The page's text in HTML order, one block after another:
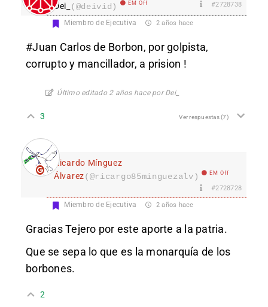
Dei_ (@deivid) EM Off #2728738
Miembro de Ejecutiva 2 años hace
#Juan Carlos de Borbon, por golpista,
corrupto y mancillador, a prision !
Último editado 2 años hace por Dei_
3 Ver respuestas(7)
Ricardo Mínguez
Álvarez(@ricargo85minguezalv) EM Off
#2728728
Miembro de Ejecutiva 2 años hace
Gracias Tejero por este aporte a la patria.
Que se sepa lo que es la monarquía de los
borbones.
2